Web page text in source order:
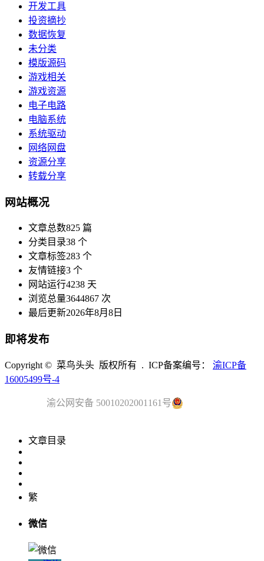
开发工具
投资摘抄
数据恢复
未分类
模版源码
游戏相关
游戏资源
电子电路
电脑系统
系统驱动
网络网盘
资源分享
转载分享
网站概况
文章总数825 篇
分类目录38 个
文章标签283 个
友情链接3 个
网站运行4238 天
浏览总量3644867 次
最后更新2026年8月8日
即将发布
Copyright © 菜鸟头头 版权所有 . ICP备案编号： 渝ICP备
16005499号-4
渝公网安备 50010202001161号
文章目录
繁
微信